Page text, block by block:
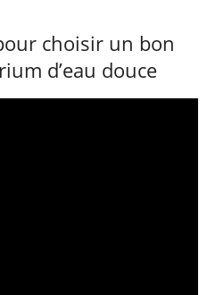
choisir un bon
d’eau douce